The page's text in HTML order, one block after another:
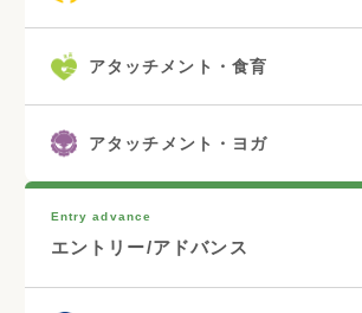
アタッチメント・食育
アタッチメント・ヨガ
Entry advance
エントリー/アドバンス